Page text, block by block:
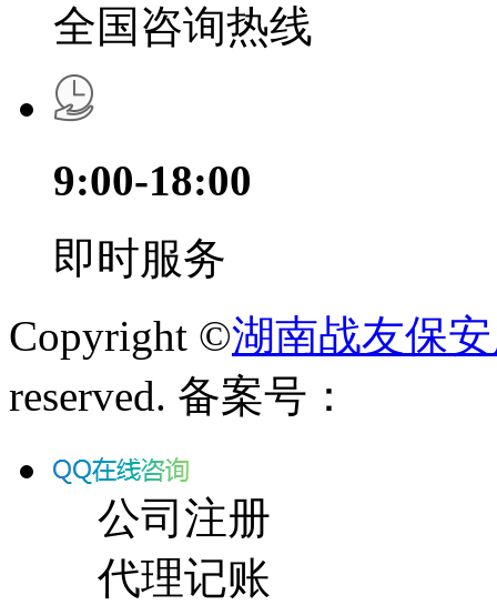
全国咨询热线
9:00-18:00
即时服务
Copyright ©湖南战友保
reserved. 备案号：
公司注册
代理记账